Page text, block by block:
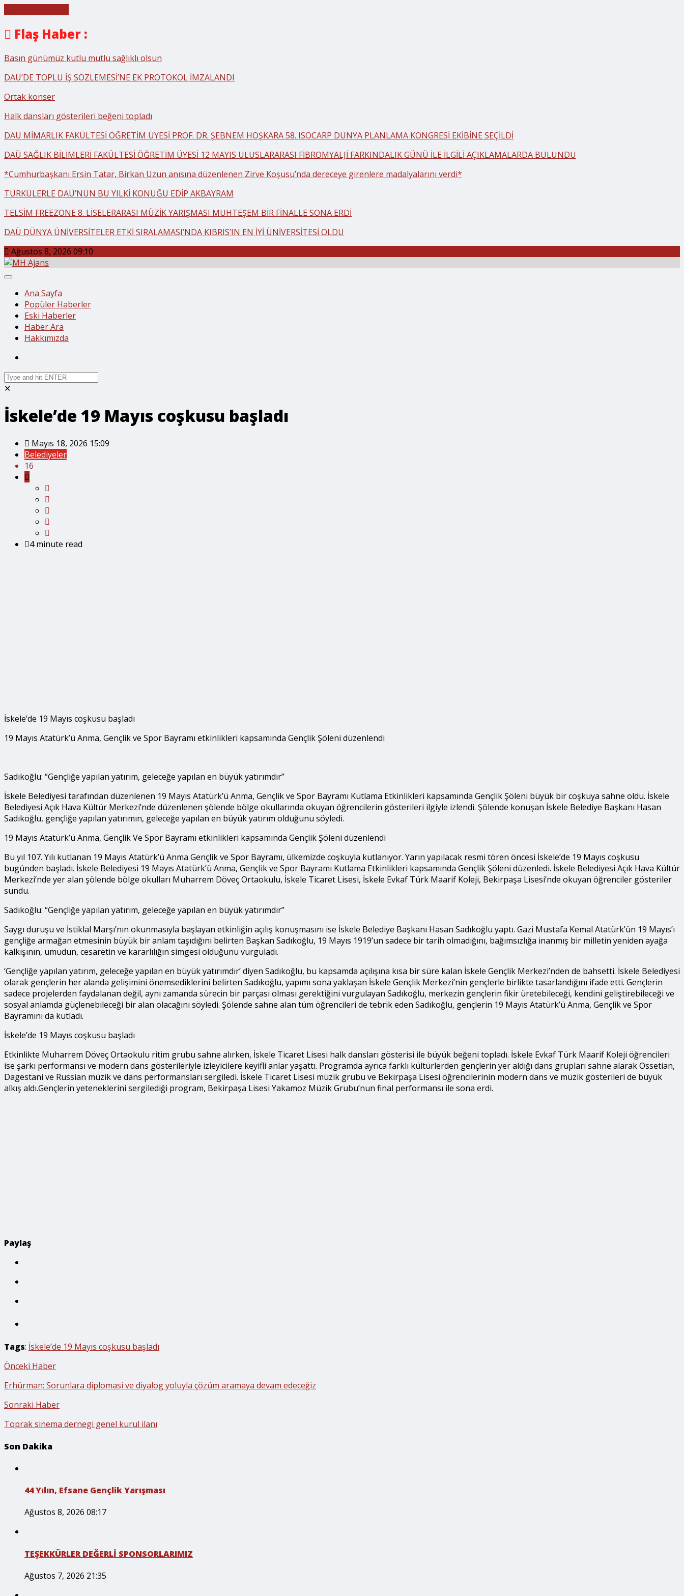
Flaş Haber :
Basın günümüz kutlu mutlu sağlıklı olsun
DAÜ’DE TOPLU İŞ SÖZLEMESİ’NE EK PROTOKOL İMZALANDI
Ortak konser
Halk dansları gösterileri beğeni topladı
DAÜ MİMARLIK FAKÜLTESİ ÖĞRETİM ÜYESİ PROF. DR. ŞEBNEM HOŞKARA 58. ISOCARP DÜNYA PLANLAMA KONGRESİ EKİBİNE SEÇİLDİ
DAÜ SAĞLIK BİLİMLERİ FAKÜLTESİ ÖĞRETİM ÜYESİ 12 MAYIS ULUSLARARASI FİBROMYALJİ FARKINDALIK GÜNÜ İLE İLGİLİ AÇIKLAMALARDA BULUNDU
*Cumhurbaşkanı Ersin Tatar, Birkan Uzun anısına düzenlenen Zirve Koşusu’nda dereceye girenlere madalyalarını verdi*
TÜRKÜLERLE DAÜ’NÜN BU YILKİ KONUĞU EDİP AKBAYRAM
TELSİM FREEZONE 8. LİSELERARASI MÜZİK YARIŞMASI MUHTEŞEM BİR FİNALLE SONA ERDİ
DAÜ DÜNYA ÜNİVERSİTELER ETKİ SIRALAMASI’NDA KIBRIS’IN EN İYİ ÜNİVERSİTESİ OLDU
Ağustos 8, 2026 09:10
Ana Sayfa
Popüler Haberler
Eski Haberler
Haber Ara
Hakkımızda
✕
İskele’de 19 Mayıs coşkusu başladı
Mayıs 18, 2026 15:09
Belediyeler
16
4 minute read
İskele’de 19 Mayıs coşkusu başladı
19 Mayıs Atatürk’ü Anma, Gençlik ve Spor Bayramı etkinlikleri kapsamında Gençlik Şöleni düzenlendi
Sadıkoğlu: “Gençliğe yapılan yatırım, geleceğe yapılan en büyük yatırımdır”
İskele Belediyesi tarafından düzenlenen 19 Mayıs Atatürk’ü Anma, Gençlik ve Spor Bayramı Kutlama Etkinlikleri kapsamında Gençlik Şöleni büyük bir coşkuya sahne oldu. İskele
Belediyesi Açık Hava Kültür Merkezi’nde düzenlenen şölende bölge okullarında okuyan öğrencilerin gösterileri ilgiyle izlendi. Şölende konuşan İskele Belediye Başkanı Hasan
Sadıkoğlu, gençliğe yapılan yatırımın, geleceğe yapılan en büyük yatırım olduğunu söyledi.
19 Mayıs Atatürk’ü Anma, Gençlik Ve Spor Bayramı etkinlikleri kapsamında Gençlik Şöleni düzenlendi
Bu yıl 107. Yılı kutlanan 19 Mayıs Atatürk’ü Anma Gençlik ve Spor Bayramı, ülkemizde coşkuyla kutlanıyor. Yarın yapılacak resmi tören öncesi İskele’de 19 Mayıs coşkusu
bugünden başladı. İskele Belediyesi 19 Mayıs Atatürk’ü Anma, Gençlik ve Spor Bayramı Kutlama Etkinlikleri kapsamında Gençlik Şöleni düzenledi. İskele Belediyesi Açık Hava Kültür
Merkezi’nde yer alan şölende bölge okulları Muharrem Döveç Ortaokulu, İskele Ticaret Lisesi, İskele Evkaf Türk Maarif Koleji, Bekirpaşa Lisesi’nde okuyan öğrenciler gösteriler
sundu.
Sadıkoğlu: “Gençliğe yapılan yatırım, geleceğe yapılan en büyük yatırımdır”
Saygı duruşu ve İstiklal Marşı’nın okunmasıyla başlayan etkinliğin açılış konuşmasını ise İskele Belediye Başkanı Hasan Sadıkoğlu yaptı. Gazi Mustafa Kemal Atatürk’ün 19 Mayıs’ı
gençliğe armağan etmesinin büyük bir anlam taşıdığını belirten Başkan Sadıkoğlu, 19 Mayıs 1919’un sadece bir tarih olmadığını, bağımsızlığa inanmış bir milletin yeniden ayağa
kalkışının, umudun, cesaretin ve kararlılığın simgesi olduğunu vurguladı.
‘Gençliğe yapılan yatırım, geleceğe yapılan en büyük yatırımdır’ diyen Sadıkoğlu, bu kapsamda açılışına kısa bir süre kalan İskele Gençlik Merkezi’nden de bahsetti. İskele Belediyesi
olarak gençlerin her alanda gelişimini önemsediklerini belirten Sadıkoğlu, yapımı sona yaklaşan İskele Gençlik Merkezi’nin gençlerle birlikte tasarlandığını ifade etti. Gençlerin
sadece projelerden faydalanan değil, aynı zamanda sürecin bir parçası olması gerektiğini vurgulayan Sadıkoğlu, merkezin gençlerin fikir üretebileceği, kendini geliştirebileceği ve
sosyal anlamda güçlenebileceği bir alan olacağını söyledi. Şölende sahne alan tüm öğrencileri de tebrik eden Sadıkoğlu, gençlerin 19 Mayıs Atatürk’ü Anma, Gençlik ve Spor
Bayramını da kutladı.
İskele’de 19 Mayıs coşkusu başladı
Etkinlikte Muharrem Döveç Ortaokulu ritim grubu sahne alırken, İskele Ticaret Lisesi halk dansları gösterisi ile büyük beğeni topladı. İskele Evkaf Türk Maarif Koleji öğrencileri
ise şarkı performansı ve modern dans gösterileriyle izleyicilere keyifli anlar yaşattı. Programda ayrıca farklı kültürlerden gençlerin yer aldığı dans grupları sahne alarak Ossetian,
Dagestani ve Russian müzik ve dans performansları sergiledi. İskele Ticaret Lisesi müzik grubu ve Bekirpaşa Lisesi öğrencilerinin modern dans ve müzik gösterileri de büyük
alkış aldı.Gençlerin yeteneklerini sergilediği program, Bekirpaşa Lisesi Yakamoz Müzik Grubu’nun final performansı ile sona erdi.
Paylaş
Tags: İskele’de 19 Mayıs coşkusu başladı
Önceki Haber
Erhürman: Sorunlara diplomasi ve diyalog yoluyla çözüm aramaya devam edeceğiz
Sonraki Haber
Toprak sinema dernegi genel kurul ilanı
Son Dakika
44 Yılın, Efsane Gençlik Yarışması
Ağustos 8, 2026 08:17
TEŞEKKÜRLER DEĞERLİ SPONSORLARIMIZ
Ağustos 7, 2026 21:35